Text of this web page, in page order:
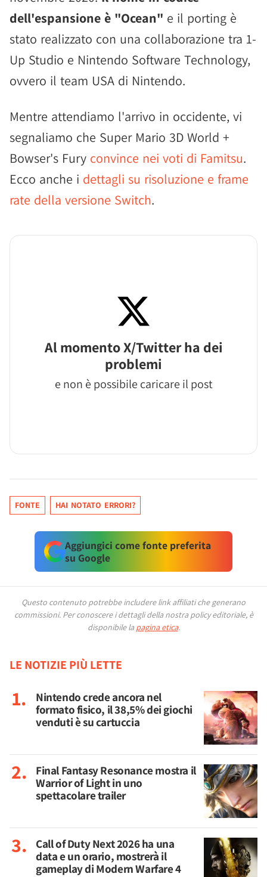
dell'espansione è "Ocean" e il porting è
stato realizzato con una collaborazione tra 1-
Up Studio e Nintendo Software Technology,
ovvero il team USA di Nintendo.
Mentre attendiamo l'arrivo in occidente, vi
segnaliamo che Super Mario 3D World +
Bowser's Fury convince nei voti di Famitsu.
Ecco anche i dettagli su risoluzione e frame
rate della versione Switch.
Al momento X/Twitter ha dei
problemi
e non è possibile caricare il post
FONTE HAI NOTATO ERRORI?
Aggiungici come fonte preferita
su Google
Questo contenuto potrebbe includere link affiliati che generano
commissioni. Per conoscere i dettagli della nostra policy editoriale, è
disponibile la pagina etica.
LE NOTIZIE PIÙ LETTE
Nintendo crede ancora nel
formato fisico, il 38,5% dei giochi
venduti è su cartuccia
Final Fantasy Resonance mostra il
Warrior of Light in uno
spettacolare trailer
Call of Duty Next 2026 ha una
data e un orario, mostrerà il
gameplay di Modern Warfare 4